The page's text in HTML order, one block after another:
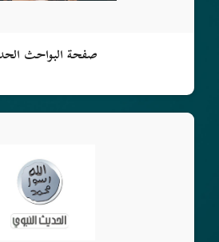
صفحة البواحث